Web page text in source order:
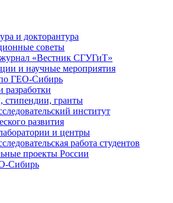
и докторантура
советы
«Вестник СГУГиТ»
и научные мероприятия
ГЕО-Сибирь
разработки
стипендии, гранты
институт
развития
и центры
работа студентов
проекты России
Сибирь